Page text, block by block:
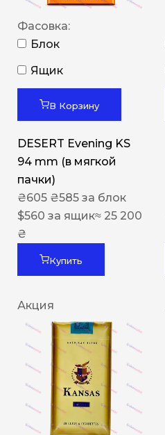
Фасовка:
Блок
Ящик
В Корзину
DESERT Evening KS
94 mm (в мягкой
пачки)
₴605 ₴585 за блок
$560 за ящик≈ 25 200
₴
Купить
Акция